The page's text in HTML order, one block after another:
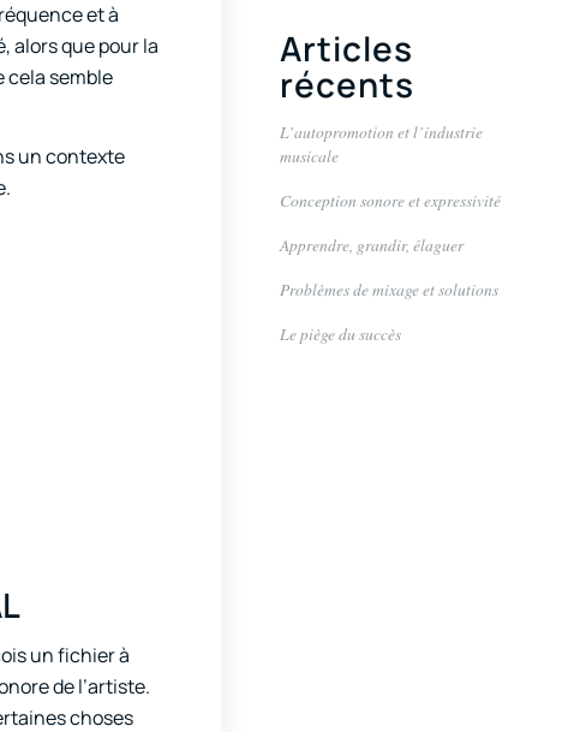
et à
alors que pour la
cela semble
un contexte
un fichier à
de l’artiste.
choses
Articles
récents
L’autopromotion et l’industrie
musicale
Conception sonore et expressivité
Apprendre, grandir, élaguer
Problèmes de mixage et solutions
Le piège du succès